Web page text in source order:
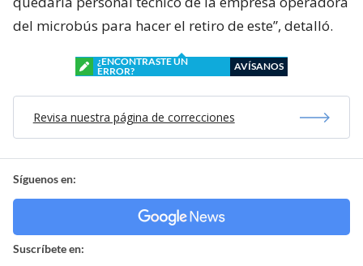
del microbús para hacer el retiro de este”, detalló.
¿ENCONTRASTE UN
ERROR?
AVÍSANOS
Revisa nuestra página de correcciones
Síguenos en:
Suscríbete en: